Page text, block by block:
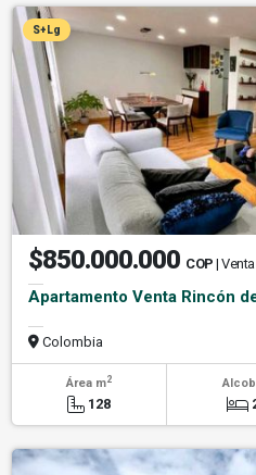
S+Lg
$850.000.000 COP | Venta
Apartamento Venta Rincón
Colombia
Área m2
128